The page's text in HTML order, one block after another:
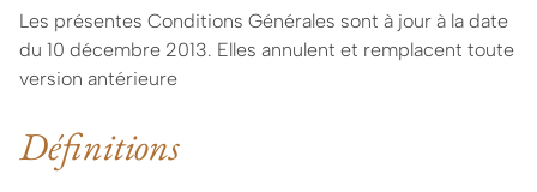
Les présentes Conditions Générales sont à jour à la date
du 10 décembre 2013. Elles annulent et remplacent toute
version antérieure
Définitions